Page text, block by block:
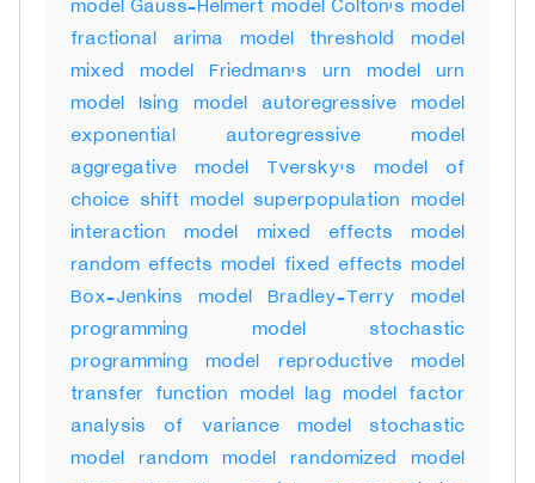
model Gauss-Helmert model Colton's model
fractional arima model threshold model
mixed model Friedman's urn model urn
model Ising model autoregressive model
exponential autoregressive model
aggregative model Tversky's model of
choice shift model superpopulation model
interaction model mixed effects model
random effects model fixed effects model
Box-Jenkins model Bradley-Terry model
programming model stochastic
programming model reproductive model
transfer function model lag model factor
analysis of variance model stochastic
model random model randomized model